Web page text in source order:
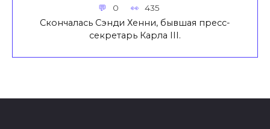
0 435
Скончалась Сэнди Хенни, бывшая пресс-
секретарь Карла III.